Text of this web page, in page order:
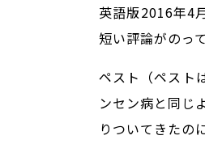
英語版2016年4
短い評論がのっ
ペスト（ペスト
ンセン病と同じ
りついてきたの